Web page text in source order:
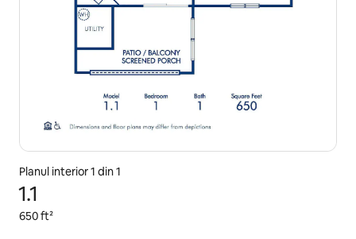
Planul interior 1 din 1
1.1
650 ft²